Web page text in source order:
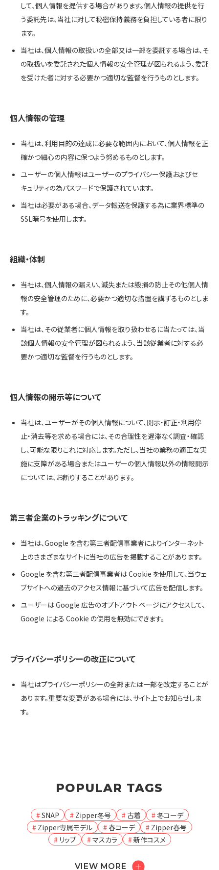
して、個人情報を提供する場合があります。個人情報の提供を行
う委託先は、当社に対して秘密保持義務を負担している者に限り
ます。
当社は、個人情報の取扱いの全部又は一部を委託する場合は、そ
の取扱いを委託された個人情報の安全管理が図られるよう、委託
を受けた者に対する必要かつ適切な監督を行うものとします。
個人情報の管理
当社は、利用目的の達成に必要な範囲内において、個人情報を正
確かつ細心の内容に保つよう努めるものとします。
ユーザーの個人情報はユーザーのプライバシー保護およびセ
キュリティの為パスワードで保護されています。
当社は必要がある場合、データ転送を保護する為に業界標準の
SSL暗号を使用します。
組織・体制
当社は、個人情報の漏えい、滅失または毀損の防止その他個人情
報の安全管理のために、必要かつ適切な措置を講ずるものとしま
す。
当社は、その従業者に個人情報を取り扱わせるに当たっては、当
該個人情報の安全管理が図られるよう、当該従業者に対する必
要かつ適切な監督を行うものとします。
個人情報の開示等について
当社は、ユーザーがその個人情報について、開示・訂正・利用停
止・消去等を求める場合には、その合理性を遅滞なく調査・確認
し、可能な限りこれに対応します。ただし、当社の業務の適正な実
施に支障がある場合またはユーザーの個人情報以外の情報開示
については、お断りすることがあります。
第三者企業のトラッキングについて
当社は、Google を含む第三者配信事業者によりインターネット
上のさまざまなサイトに当社の広告を掲載することがあります。
Google を含む第三者配信事業者は Cookie を使用して、当ウェ
ブサイトへの過去のアクセス情報に基づいて広告を配信します。
ユーザーは Google 広告のオプトアウト ページにアクセスして、
Google による Cookie の使用を無効にできます。
プライバシーポリシーの改正について
当社はプライバシーポリシーの全部または一部を改定することが
あります。重要な変更がある場合には、サイト上でお知らせしま
す。
POPULAR TAGS
SNAP Zipper冬号 古着
冬コーデ
Zipper専属モデル
春コーデ
Zipper春号
リップ
マスカラ 新作コスメ
VIEW MORE